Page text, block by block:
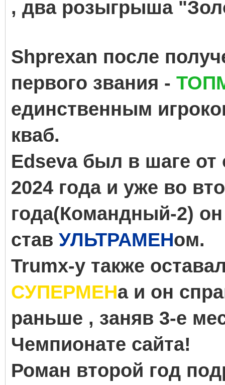
, два розыгрыша
Shprexan после
первого звания -
единственным
кваб.
Edseva был в шаге от
2024 года и уже во
года(Командный-2)
став УЛЬТРАМЕНом.
Trumx-у также
СУПЕРМЕНа и он
раньше , заняв 3-е
Чемпионате сайта!
Роман второй год